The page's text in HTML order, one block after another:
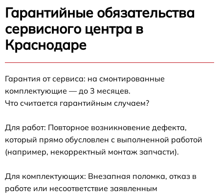
Гарантийные обязательства
сервисного центра в
Краснодаре
Гарантия от сервиса: на смонтированные
комплектующие — до 3 месяцев.
Что считается гарантийным случаем?
Для работ: Повторное возникновение дефекта,
который прямо обусловлен с выполненной работой
(например, некорректный монтаж запчасти).
Для комплектующих: Внезапная поломка, отказ в
работе или несоответствие заявленным